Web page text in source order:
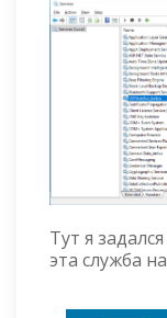
Тут я
эта служба